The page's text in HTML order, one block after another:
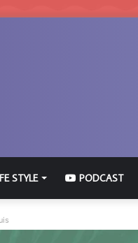
STYLE PODCAST